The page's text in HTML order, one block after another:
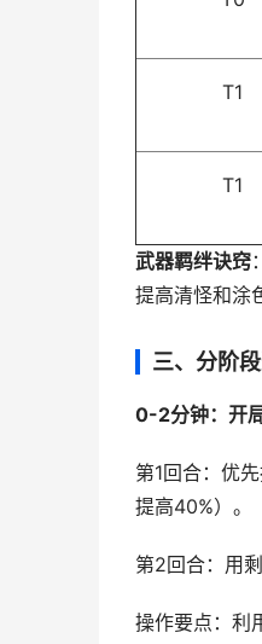
T1
T1
武器羁绊诀窍
提高清怪和涂
三、分阶
0-2分钟：开
第1回合：优
提高40%）。
第2回合：用
操作要点：利